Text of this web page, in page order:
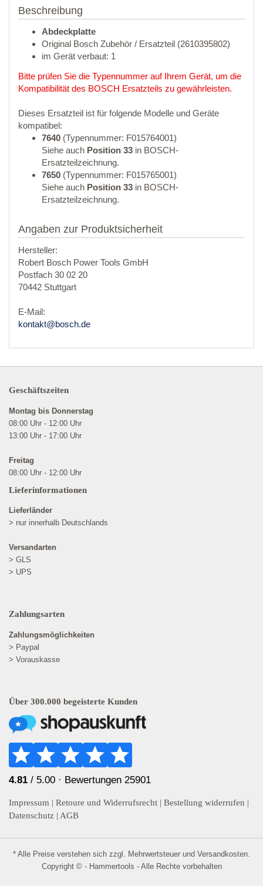
Beschreibung
Abdeckplatte
Original Bosch Zubehör / Ersatzteil (2610395802)
im Gerät verbaut: 1
Bitte prüfen Sie die Typennummer auf Ihrem Gerät, um die
Kompatibilität des BOSCH Ersatzteils zu gewährleisten.
Dieses Ersatzteil ist für folgende Modelle und Geräte
kompatibel:
7640 (Typennummer: F015764001)
Siehe auch Position 33 in BOSCH-
Ersatzteilzeichnung.
7650 (Typennummer: F015765001)
Siehe auch Position 33 in BOSCH-
Ersatzteilzeichnung.
Angaben zur Produktsicherheit
Hersteller:
Robert Bosch Power Tools GmbH
Postfach 30 02 20
70442 Stuttgart
E-Mail:
kontakt@bosch.de
Geschäftszeiten
Montag bis Donnerstag
08:00 Uhr - 12:00 Uhr
13:00 Uhr - 17:00 Uhr
Freitag
08:00 Uhr - 12:00 Uhr
Lieferinformationen
Lieferländer
> nur innerhalb Deutschlands
Versandarten
> GLS
> UPS
Zahlungsarten
Zahlungsmöglichkeiten
> Paypal
> Vorauskasse
Über 300.000 begeisterte Kunden
4.81 / 5.00 · Bewertungen 25901
Impressum | Retoure und Widerrufsrecht | Bestellung widerrufen |
Datenschutz | AGB
* Alle Preise verstehen sich zzgl. Mehrwertsteuer und Versandkosten.
Copyright © - Hammertools - Alle Rechte vorbehalten